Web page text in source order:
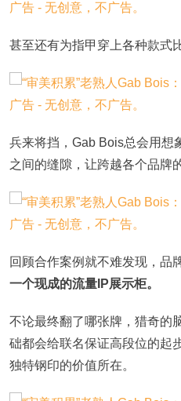
甚至还有为指甲穿上各种款式
兵来将挡，Gab Bois总会用想
之间的缝隙，让跨越各个品牌
回顾合作案例就不难发现，品
一个现成的流量IP展示柜。
不论最终翻了哪张牌，猎奇的
础都会给联名保证高段位的起
独特钢印的价值所在。